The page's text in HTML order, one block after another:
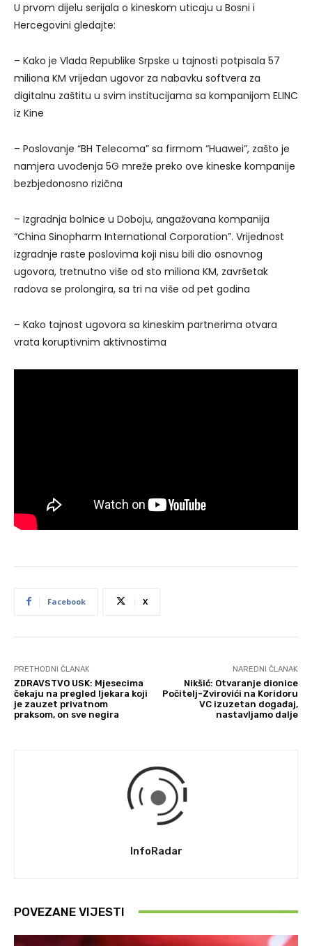
U prvom dijelu serijala o kineskom uticaju u Bosni i
Hercegovini gledajte:
– Kako je Vlada Republike Srpske u tajnosti potpisala 57
miliona KM vrijedan ugovor za nabavku softvera za
digitalnu zaštitu u svim institucijama sa kompanijom ELINC
iz Kine
– Poslovanje “BH Telecoma” sa firmom “Huawei”, zašto je
namjera uvođenja 5G mreže preko ove kineske kompanije
bezbjedonosno rizična
– Izgradnja bolnice u Doboju, angažovana kompanija
“China Sinopharm International Corporation”. Vrijednost
izgradnje raste poslovima koji nisu bili dio osnovnog
ugovora, tretnutno više od sto miliona KM, završetak
radova se prolongira, sa tri na više od pet godina
– Kako tajnost ugovora sa kineskim partnerima otvara
vrata koruptivnim aktivnostima
Facebook X
PRETHODNI ČLANAK
ZDRAVSTVO USK: Mjesecima
čekaju na pregled ljekara koji
je zauzet privatnom
praksom, on sve negira
NAREDNI ČLANAK
Nikšić: Otvaranje dionice
Počitelj-Zvirovići na Koridoru
VC izuzetan događaj,
nastavljamo dalje
InfoRadar
POVEZANE VIJESTI